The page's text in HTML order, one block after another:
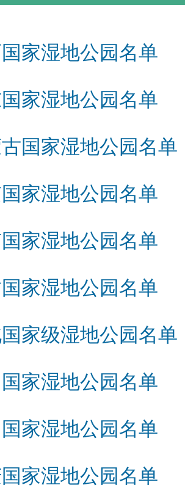
家湿地公园名单
家湿地公园名单
国家湿地公园名单
家湿地公园名单
家湿地公园名单
家湿地公园名单
家级湿地公园名单
家湿地公园名单
家湿地公园名单
家湿地公园名单